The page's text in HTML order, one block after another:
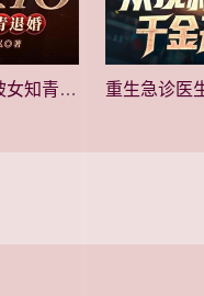
重生78，开局被女知青退婚